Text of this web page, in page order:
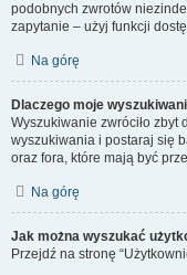
podobnych zwrotów
zapytanie – użyj funkcji
Na górę
Dlaczego moje
Wyszukiwanie zwróciło
wyszukiwania i postaraj się
oraz fora, które mają być
Na górę
Jak można wyszukać
Przejdź na stronę